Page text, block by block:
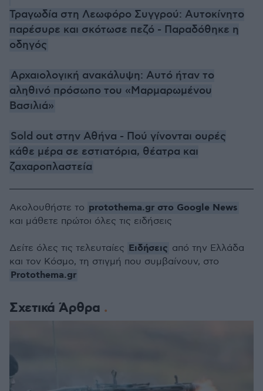
Τραγωδία στη Λεωφόρο Συγγρού: Αυτοκίνητο
παρέσυρε και σκότωσε πεζό - Παραδόθηκε η
οδηγός
Αρχαιολογική ανακάλυψη: Αυτό ήταν το
αληθινό πρόσωπο του «Μαρμαρωμένου
Βασιλιά»
Sold out στην Αθήνα - Πού γίνονται ουρές
κάθε μέρα σε εστιατόρια, θέατρα και
ζαχαροπλαστεία
Σχετικά Άρθρα
Ακολουθήστε το protothema.gr στο Google News
και μάθετε πρώτοι όλες τις ειδήσεις
Δείτε όλες τις τελευταίες Ειδήσεις από την Ελλάδα
και τον Κόσμο, τη στιγμή που συμβαίνουν, στο
Protothema.gr